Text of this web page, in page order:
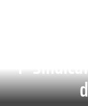
1º